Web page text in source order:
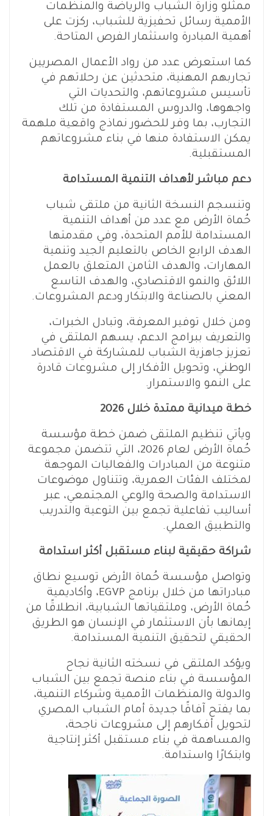
ممثلو وزارة الشباب والرياضة والمنظمات
الأممية رسائل تحفيزية للشباب، ركزت على
أهمية المبادرة واستثمار الفرص المتاحة.
كما استعرض عدد من رواد الأعمال المصريين
تجاربهم المهنية، متحدثين عن رحلاتهم في
تأسيس مشروعاتهم، والتحديات التي
واجهوها، والدروس المستفادة من تلك
التجارب، بما وفر للحضور نماذج واقعية ملهمة
يمكن الاستفادة منها في بناء مشروعاتهم
المستقبلية.
دعم مباشر لأهداف التنمية المستدامة
وتنسجم النسخة الثانية من ملتقى شباب
حُماة الأرض مع عدد من أهداف التنمية
المستدامة للأمم المتحدة، وفي مقدمتها
الهدف الرابع الخاص بالتعليم الجيد وتنمية
المهارات، والهدف الثامن المتعلق بالعمل
اللائق والنمو الاقتصادي، والهدف التاسع
المعني بالصناعة والابتكار ودعم المشروعات.
ومن خلال توفير المعرفة، وتبادل الخبرات،
والتعريف ببرامج الدعم، يسهم الملتقى في
تعزيز جاهزية الشباب للمشاركة في الاقتصاد
الوطني، وتحويل الأفكار إلى مشروعات قادرة
على النمو والاستمرار.
خطة ميدانية ممتدة خلال 2026
ويأتي تنظيم الملتقى ضمن خطة مؤسسة
حُماة الأرض لعام 2026، التي تتضمن مجموعة
متنوعة من المبادرات والفعاليات الموجهة
لمختلف الفئات العمرية، وتتناول موضوعات
الاستدامة والصحة والوعي المجتمعي، عبر
أساليب تفاعلية تجمع بين التوعية والتدريب
والتطبيق العملي.
شراكة حقيقية لبناء مستقبل أكثر استدامة
وتواصل مؤسسة حُماة الأرض توسيع نطاق
مبادراتها من خلال برنامج EGVP، وأكاديمية
حُماة الأرض، وملتقياتها الشبابية، انطلاقًا من
إيمانها بأن الاستثمار في الإنسان هو الطريق
الحقيقي لتحقيق التنمية المستدامة.
ويؤكد الملتقى في نسخته الثانية نجاح
المؤسسة في بناء منصة تجمع بين الشباب
والدولة والمنظمات الأممية وشركاء التنمية،
بما يفتح آفاقًا جديدة أمام الشباب المصري
لتحويل أفكارهم إلى مشروعات ناجحة،
والمساهمة في بناء مستقبل أكثر إنتاجية
وابتكارًا واستدامة.